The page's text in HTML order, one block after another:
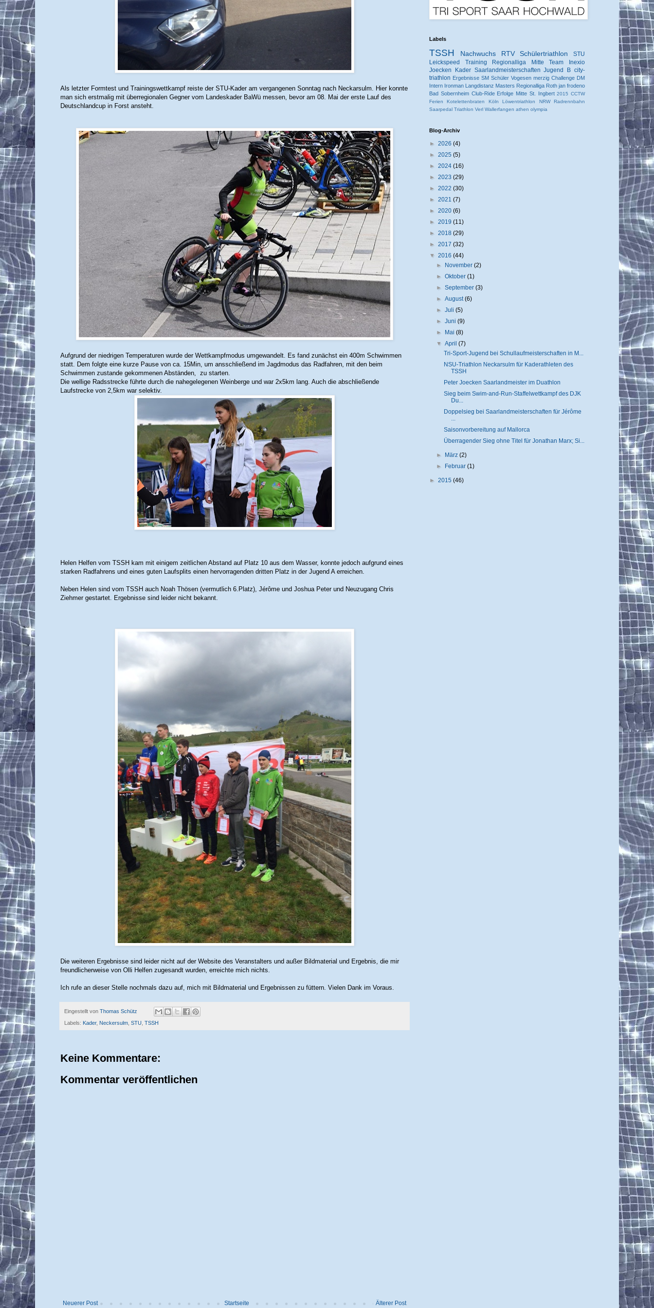
Als letzter Formtest und Trainingswettkampf reiste der STU-Kader am vergangenen Sonntag nach Neckarsulm. Hier konnte
man sich erstmalig mit überregionalen Gegner vom Landeskader BaWü messen, bevor am 08. Mai der erste Lauf des
Deutschlandcup in Forst ansteht.
Aufgrund der niedrigen Temperaturen wurde der Wettkampfmodus umgewandelt. Es fand zunächst ein 400m Schwimmen
statt. Dem folgte eine kurze Pause von ca. 15Min, um ansschließend im Jagdmodus das Radfahren, mit den beim
Schwimmen zustande gekommenen Abständen, zu starten.
Die wellige Radsstrecke führte durch die nahegelegenen Weinberge und war 2x5km lang. Auch die abschließende
Laufstrecke von 2,5km war selektiv.
Helen Helfen vom TSSH kam mit einigem zeitlichen Abstand auf Platz 10 aus dem Wasser, konnte jedoch aufgrund eines
starken Radfahrens und eines guten Laufsplits einen hervorragenden dritten Platz in der Jugend A erreichen.
Neben Helen sind vom TSSH auch Noah Thösen (vermutlich 6.Platz), Jérôme und Joshua Peter und Neuzugang Chris
Ziehmer gestartet. Ergebnisse sind leider nicht bekannt.
Die weiteren Ergebnisse sind leider nicht auf der Website des Veranstalters und außer Bildmaterial und Ergebnis, die mir
freundlicherweise von Olli Helfen zugesandt wurden, erreichte mich nichts.
Ich rufe an dieser Stelle nochmals dazu auf, mich mit Bildmaterial und Ergebnissen zu füttern. Vielen Dank im Voraus.
Eingestellt von Thomas Schütz
Labels: Kader, Neckersulm, STU, TSSH
Keine Kommentare:
Kommentar veröffentlichen
Neuerer Post Älterer Post
Startseite
Labels
TSSH Nachwuchs RTV Schülertriathlon
STU
Leickspeed
Training Regionalliga Mitte
Team Inexio
Joecken
Kader Saarlandmeisterschaften Jugend B city-
triathlon Ergebnisse SM Schüler Vogesen merzig Challenge DM
Intern Ironman Langdistanz Masters Regionalliga Roth jan frodeno
Bad Sobernheim Club-Ride Erfolge Mitte St. Ingbert 2015 CCTW
Ferien
Kotelettenbraten Köln Löwentriathlon NRW
Radrennbahn
Saarpedal Triathlon Verl Wallerfangen athen olympia
Blog-Archiv
► 2026 (4)
► 2025 (5)
► 2024 (16)
► 2023 (29)
► 2022 (30)
► 2021 (7)
► 2020 (6)
► 2019 (11)
► 2018 (29)
► 2017 (32)
▼ 2016 (44)
►
November(2)
►Oktober(1)
►September(3)
►August(6)
►Juli(5)
►Juni(9)
►
Mai(8)
▼April(7)
Tri-Sport-Jugend bei Schullaufmeisterschaften in M...
NSU-Triathlon Neckarsulm für Kaderathleten des
TSSH
Peter Joecken Saarlandmeister im Duathlon
Sieg beim Swim-and-Run-Staffelwettkampf des DJK
Du...
Doppelsieg bei Saarlandmeisterschaften für Jérôme
...
Saisonvorbereitung auf Mallorca
Überragender Sieg ohne Titel für Jonathan Marx; Si...
► März(2)
►
Februar(1)
► 2015 (46)